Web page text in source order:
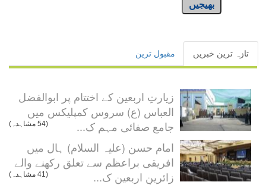
بھیجیں
تازہ ترین خبریں مقبول ترین
زیارتِ اربعین کے اختتام پر ابوالفضل
العباس (ع) سروس کمپلیکس میں
جامع صفائی مہم ک...
(54 مشاہدہ)
امام حسن (علیہ السلام) ہال میں
افریقی براعظم سے تعلق رکھنے والے
زائرینِ اربعین ک...
(41 مشاہدہ)